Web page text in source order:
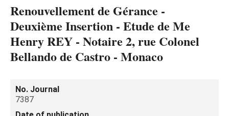
Renouvellement de Gérance -
Deuxième Insertion - Etude de Me
Henry REY - Notaire 2, rue Colonel
Bellando de Castro - Monaco
No. Journal
7387